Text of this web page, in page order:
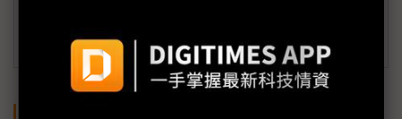
訂閱DIGITIMES 行動版